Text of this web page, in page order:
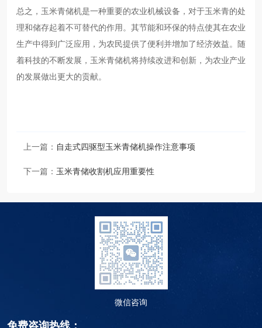
总之，玉米青储机是一种重要的农业机械设备，对于玉米青的处
理和储存起着不可替代的作用。其节能和环保的特点使其在农业
生产中得到广泛应用，为农民提供了便利并增加了经济效益。随
着科技的不断发展，玉米青储机将持续改进和创新，为农业产业
的发展做出更大的贡献。
上一篇： 自走式四驱型玉米青储机操作注意事项
下一篇： 玉米青储收割机应用重要性
微信咨询
免费咨询热线：